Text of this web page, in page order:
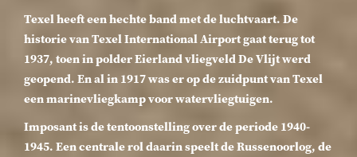
Texel heeft een hechte band met de luchtvaart. De
historie van Texel International Airport gaat terug tot
1937, toen in polder Eierland vliegveld De Vlijt werd
geopend. En al in 1917 was er op de zuidpunt van Texel
een marinevliegkamp voor watervliegtuigen.
Imposant is de tentoonstelling over de periode 1940-
1945. Een centrale rol daarin speelt de Russenoorlog, de